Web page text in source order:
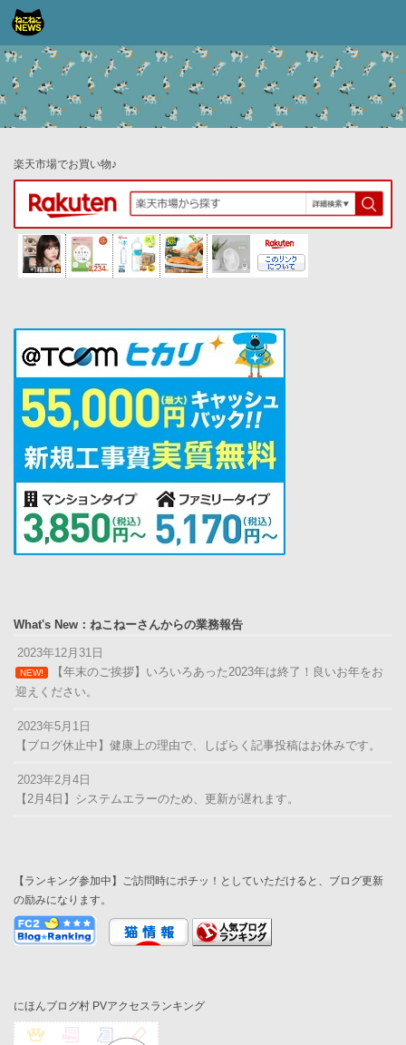
コンテンツへスキップ
楽天市場でお買い物♪
What's New：ねこねーさんからの業務報告
2023年12月31日
NEW!
【年末のご挨拶】いろいろあった2023年は終了！良いお年をお
迎えください。
2023年5月1日
【ブログ休止中】健康上の理由で、しばらく記事投稿はお休みです。
2023年2月4日
【2月4日】システムエラーのため、更新が遅れます。
【ランキング参加中】ご訪問時にポチッ！としていただけると、ブログ更新
の励みになります。
にほんブログ村 PVアクセスランキング